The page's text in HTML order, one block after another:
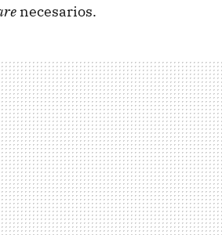
necesarios.